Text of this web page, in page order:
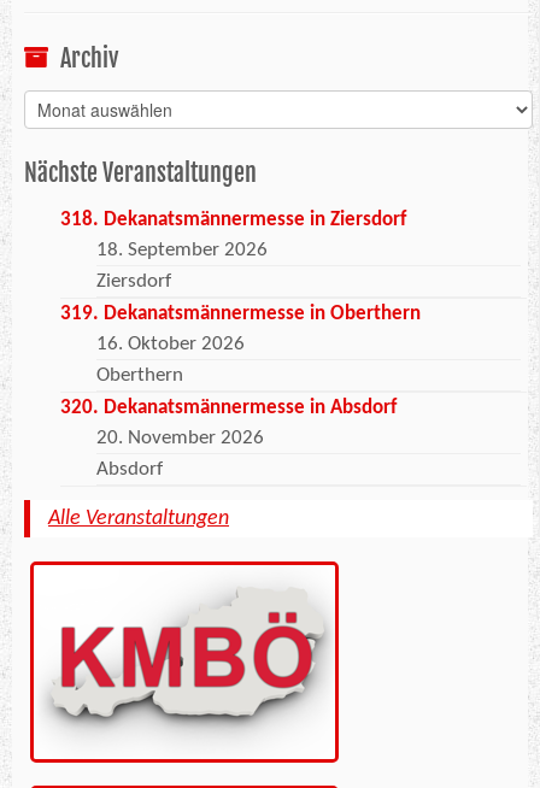
Archiv
Archiv
Nächste Veranstaltungen
318. Dekanatsmännermesse in Ziersdorf
18. September 2026
Ziersdorf
319. Dekanatsmännermesse in Oberthern
16. Oktober 2026
Oberthern
320. Dekanatsmännermesse in Absdorf
20. November 2026
Absdorf
Alle Veranstaltungen